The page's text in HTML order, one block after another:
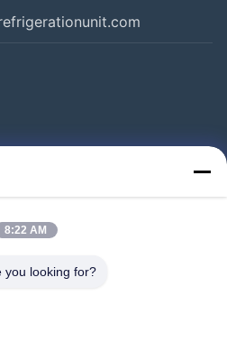
8:22 AM
you looking for?